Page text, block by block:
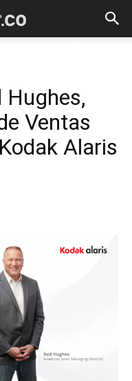
Hughes,
Ventas
Alaris